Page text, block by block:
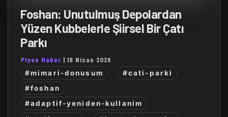
Foshan: Unutulmuş Depolardan
Yüzen Kubbelerle Şiirsel Bir Çatı
Parkı
Piyon Haber |18 Nisan 2026
#mimari-donusum
#cati-parki
#foshan
#adaptif-yeniden-kullanim